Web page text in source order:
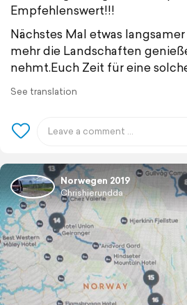
Empfehlenswert!!!
Nächstes Mal etwas
mehr die Landschaften
nehmt.Euch Zeit für eine
See translation
Norwegen 2019
Chrishierundda